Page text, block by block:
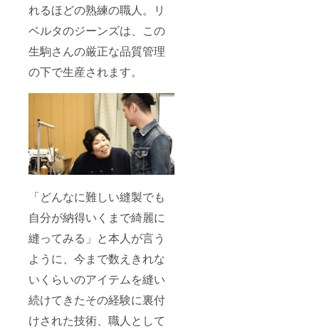
れるほどの熟練の職人。リ
ベルタのジーンズは、この
生駒さんの厳正な品質管理
の下で生産されます。
「どんなに難しい縫製でも
自分が納得いくまで綺麗に
縫ってみる」と本人が言う
ように、今まで数えきれな
いくらいのアイテムを縫い
続けてきたその経験に裏付
けされた技術、職人として